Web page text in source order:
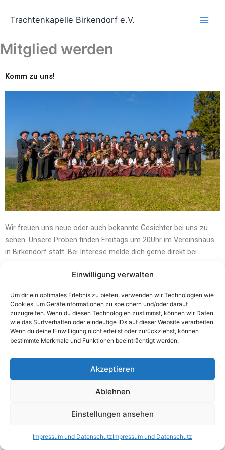
Einwilligung verwalten
Um dir ein optimales Erlebnis zu bieten, verwenden wir Technologien wie
Cookies, um Geräteinformationen zu speichern und/oder darauf
zuzugreifen. Wenn du diesen Technologien zustimmst, können wir Daten
wie das Surfverhalten oder eindeutige IDs auf dieser Website verarbeiten.
Wenn du deine Einwilligung nicht erteilst oder zurückziehst, können
bestimmte Merkmale und Funktionen beeinträchtigt werden.
Akzeptieren
Ablehnen
Einstellungen ansehen
Impressum und DatenschutzImpressum und Datenschutz
InhaltTrachtenkapelle Birkendorf e.V.
Mitglied werden
Komm zu uns!
Wir freuen uns neue oder auch bekannte Gesichter bei uns zu
sehen. Unsere Proben finden Freitags um 20Uhr im Vereinshaus
in Birkendorf statt. Bei Interese melde dich gerne direkt bei
Vorstand